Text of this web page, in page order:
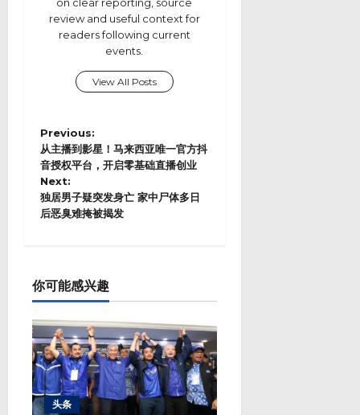
review and useful context for
readers following current
events.
View All Posts
P
o
s
t
n
a
a
t
i
o
n
Previous:
从主播到影星！马来西亚唯一官方抖
音授权平台，开启零基础直播创业
Next:
独居男子疑突发身亡 家中尸体多日
后恶臭难掩被揭发
你可能感兴趣
头条